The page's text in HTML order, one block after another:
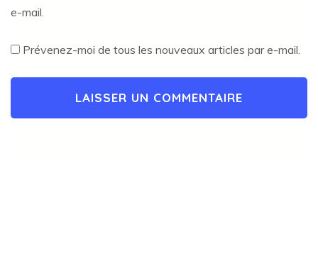
e-mail.
Prévenez-moi de tous les nouveaux articles par e-mail.